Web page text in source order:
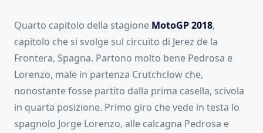
Quarto capitolo della stagione MotoGP 2018,
capitolo che si svolge sul circuito di Jerez de la
Frontera, Spagna. Partono molto bene Pedrosa e
Lorenzo, male in partenza Crutchclow che,
nonostante fosse partito dalla prima casella, scivola
in quarta posizione. Primo giro che vede in testa lo
spagnolo Jorge Lorenzo, alle calcagna Pedrosa e